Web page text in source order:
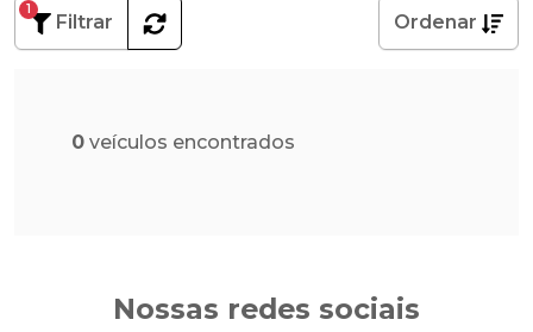
Filtrar
1
Ordenar
0 veículos encontrados
Nossas redes sociais